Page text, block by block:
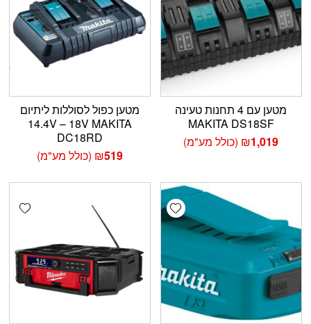
מטען עם 4 תחנות טעינה
MAKITA DS18SF
₪1,019 (כולל מע"מ)
מטען כפול לסוללות ליתיום
14.4V – 18V MAKITA
DC18RD
₪519 (כולל מע"מ)
Add wishlist